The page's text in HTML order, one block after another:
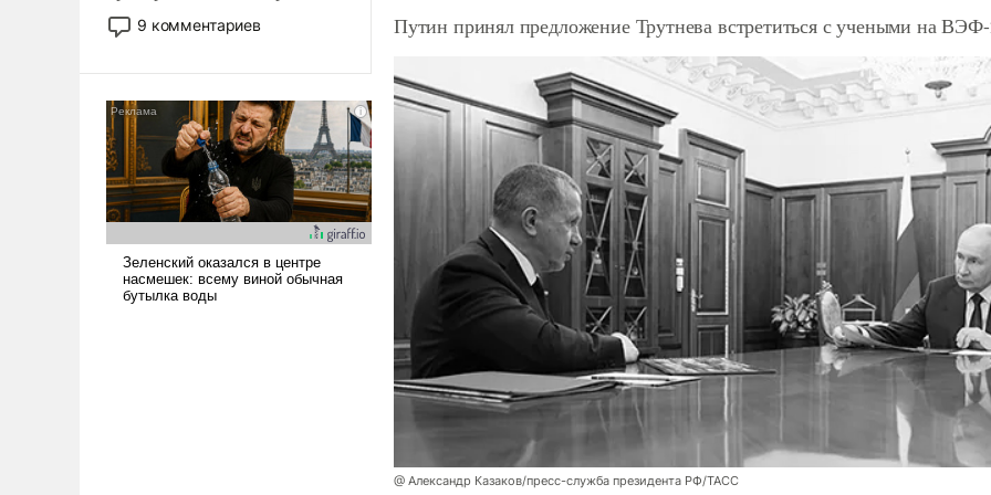
двигаемся по пути
революционных изменений.
псевдонаучной фантастики,
стало всерьез обсуждаемой
идеей.
9 комментариев Путин принял предложение Трутнева встретиться с учеными на
@ Александр Казаков/пресс-служба президента РФ/ТАСС